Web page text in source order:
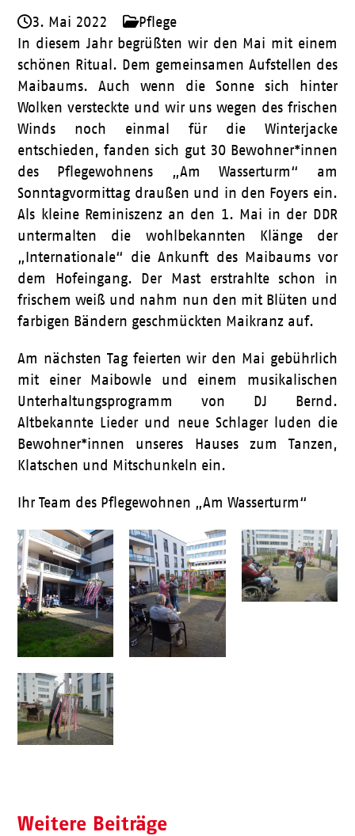
3. Mai 2022
Pflege
In diesem Jahr begrüßten wir den Mai mit einem
schönen Ritual. Dem gemeinsamen Aufstellen des
Maibaums. Auch wenn die Sonne sich hinter
Wolken versteckte und wir uns wegen des frischen
Winds noch einmal für die Winterjacke
entschieden, fanden sich gut 30 Bewohner*innen
des Pflegewohnens „Am Wasserturm“ am
Sonntagvormittag draußen und in den Foyers ein.
Als kleine Reminiszenz an den 1. Mai in der DDR
untermalten die wohlbekannten Klänge der
„Internationale“ die Ankunft des Maibaums vor
dem Hofeingang. Der Mast erstrahlte schon in
frischem weiß und nahm nun den mit Blüten und
farbigen Bändern geschmückten Maikranz auf.
Am nächsten Tag feierten wir den Mai gebührlich
mit einer Maibowle und einem musikalischen
Unterhaltungsprogramm von DJ Bernd.
Altbekannte Lieder und neue Schlager luden die
Bewohner*innen unseres Hauses zum Tanzen,
Klatschen und Mitschunkeln ein.
Ihr Team des Pflegewohnen „Am Wasserturm“
Weitere Beiträge